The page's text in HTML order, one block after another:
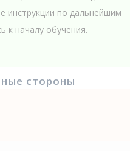
инструкции по дальнейшим
к началу обучения.
стороны